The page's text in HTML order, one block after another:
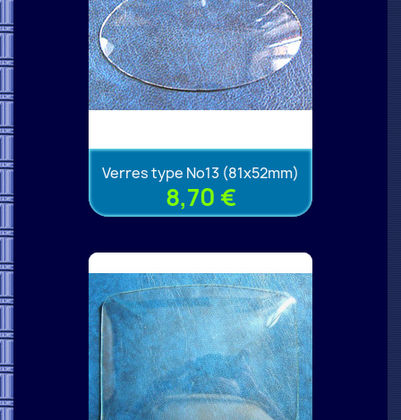
Verres type No13 (81x52mm)
8,70 €